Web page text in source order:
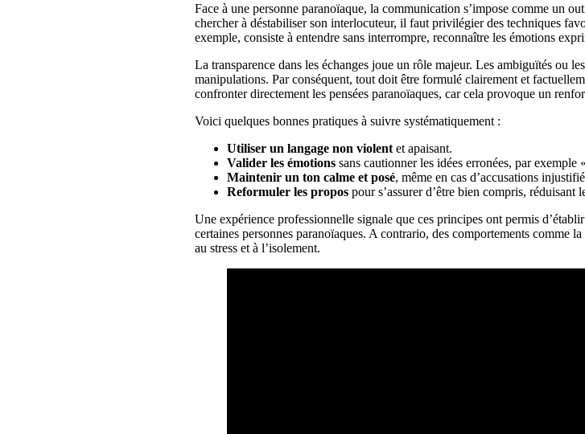
Face à une personne paranoïaque, la communication s’impose comme un
chercher à déstabiliser son interlocuteur, il faut privilégier des techniques
exemple, consiste à entendre sans interrompre, reconnaître les émotions
La transparence dans les échanges joue un rôle majeur. Les ambiguïtés ou
manipulations. Par conséquent, tout doit être formulé clairement et
confronter directement les pensées paranoïaques, car cela provoque un
Voici quelques bonnes pratiques à suivre systématiquement :
Utiliser un langage non violent et apaisant.
Valider les émotions sans cautionner les idées erronées, par exemple
Maintenir un ton calme et posé, même en cas d’accusations
Reformuler les propos pour s’assurer d’être bien compris, réduisant
Une expérience professionnelle signale que ces principes ont permis
certaines personnes paranoïaques. A contrario, des comportements comme
au stress et à l’isolement.